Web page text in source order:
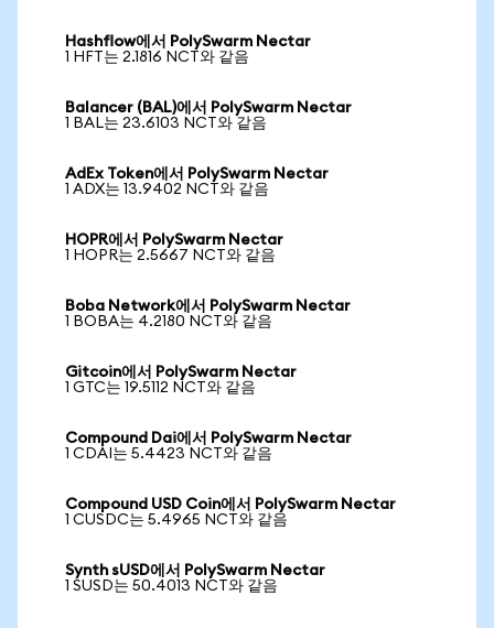
Hashflow에서 PolySwarm Nectar
1 HFT는 2.1816 NCT와 같음
Balancer (BAL)에서 PolySwarm Nectar
1 BAL는 23.6103 NCT와 같음
AdEx Token에서 PolySwarm Nectar
1 ADX는 13.9402 NCT와 같음
HOPR에서 PolySwarm Nectar
1 HOPR는 2.5667 NCT와 같음
Boba Network에서 PolySwarm Nectar
1 BOBA는 4.2180 NCT와 같음
Gitcoin에서 PolySwarm Nectar
1 GTC는 19.5112 NCT와 같음
Compound Dai에서 PolySwarm Nectar
1 CDAI는 5.4423 NCT와 같음
Compound USD Coin에서 PolySwarm Nectar
1 CUSDC는 5.4965 NCT와 같음
Synth sUSD에서 PolySwarm Nectar
1 SUSD는 50.4013 NCT와 같음